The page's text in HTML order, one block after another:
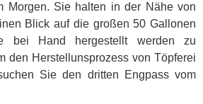
Morgen. Sie halten in der Nähe von
Blick auf die großen 50 Gallonen
bei Hand hergestellt werden zu
den Herstellunsprozess von Töpferei
Sie den dritten Engpass vom